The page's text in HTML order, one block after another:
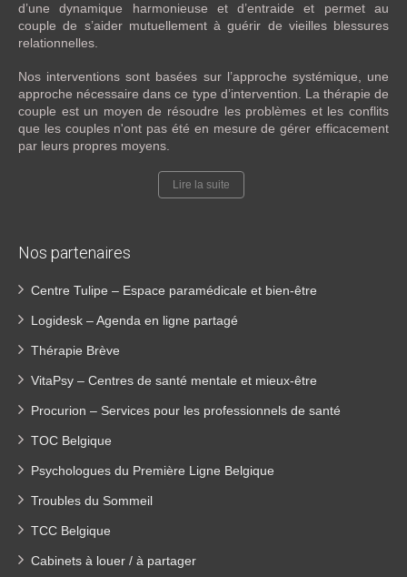
d’une dynamique harmonieuse et d’entraide et permet au
couple de s’aider mutuellement à guérir de vieilles blessures
relationnelles.
Nos interventions sont basées sur l’approche systémique, une
approche nécessaire dans ce type d’intervention. La thérapie de
couple est un moyen de résoudre les problèmes et les conflits
que les couples n'ont pas été en mesure de gérer efficacement
par leurs propres moyens.
Lire la suite
Nos partenaires
Centre Tulipe – Espace paramédicale et bien-être
Logidesk – Agenda en ligne partagé
Thérapie Brève
VitaPsy – Centres de santé mentale et mieux-être
Procurion – Services pour les professionnels de santé
TOC Belgique
Psychologues du Première Ligne Belgique
Troubles du Sommeil
TCC Belgique
Cabinets à louer / à partager